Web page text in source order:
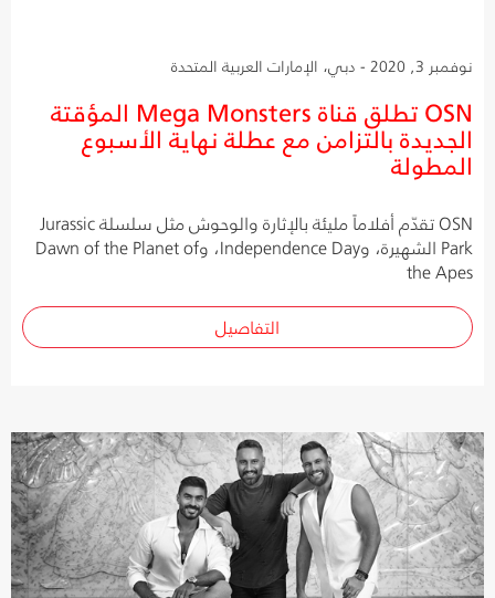
نوفمبر 3, 2020 - دبي، الإمارات العربية المتحدة
OSN تطلق قناة Mega Monsters المؤقتة
الجديدة بالتزامن مع عطلة نهاية الأسبوع
المطولة
OSN تقدّم أفلاماً مليئة بالإثارة والوحوش مثل سلسلة Jurassic
Park الشهيرة، وIndependence Day، وDawn of the Planet of
the Apes
التفاصيل